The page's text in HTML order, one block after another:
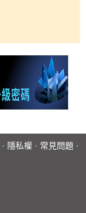
· 隱私權 · 常見問題 ·